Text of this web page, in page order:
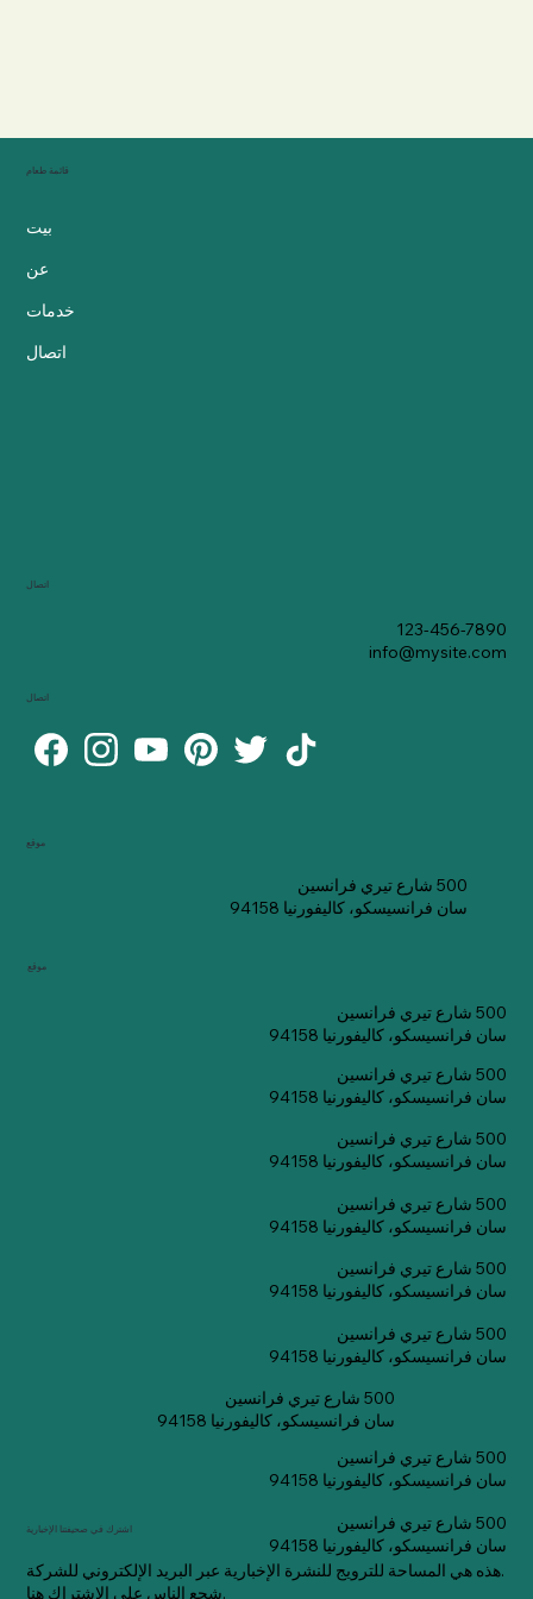
قائمة طعام
بيت
عن
خدمات
اتصال
موقع
500 شارع تيري فرانسين
سان فرانسيسكو، كاليفورنيا 94158
موقع
500 شارع تيري فرانسين
سان فرانسيسكو، كاليفورنيا 94158
500 شارع تيري فرانسين
سان فرانسيسكو، كاليفورنيا 94158
500 شارع تيري فرانسين
سان فرانسيسكو، كاليفورنيا 94158
500 شارع تيري فرانسين
سان فرانسيسكو، كاليفورنيا 94158
500 شارع تيري فرانسين
سان فرانسيسكو، كاليفورنيا 94158
500 شارع تيري فرانسين
سان فرانسيسكو، كاليفورنيا 94158
500 شارع تيري فرانسين
سان فرانسيسكو، كاليفورنيا 94158
500 شارع تيري فرانسين
سان فرانسيسكو، كاليفورنيا 94158
500 شارع تيري فرانسين
سان فرانسيسكو، كاليفورنيا 94158
اتصال
123-456-7890
info@mysite.com
اتصال
اشترك في صحيفتنا الإخبارية
هذه هي المساحة للترويج للنشرة الإخبارية عبر البريد الإلكتروني للشركة.
شجع الناس على الاشتراك هنا.